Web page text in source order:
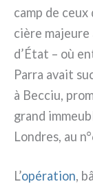
camp de
ciè­re
d’État – où
Parra avait
à Becciu,
grand
Londres, au
L’opé­ra­tion,